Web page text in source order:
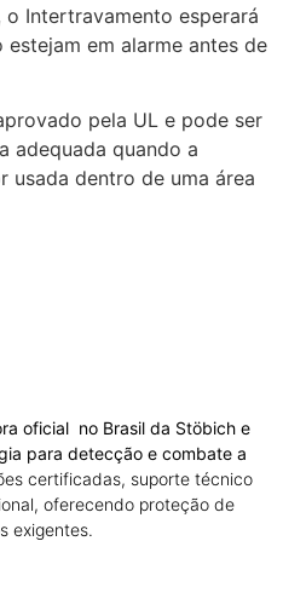
Intertravamento esperará
em alarme antes de
pela UL e pode ser
adequada quando a
usada dentro de uma área
oficial no Brasil da Stöbich e
para detecção e combate a
certificadas, suporte técnico
oferecendo proteção de
exigentes.